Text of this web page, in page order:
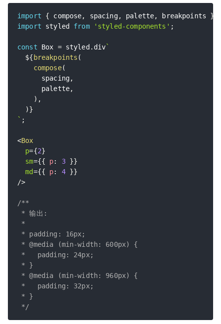
import { compose, spacing, palette, breakpoints }
import styled from 'styled-components' ;
const Box = styled . div`
${ breakpoints (
compose(
      spacing
,
      palette
,
) ,
)}
` ;
<Box
p={2}
sm={{ p: 3 }}
md={{ p: 4 }}
/>
/**
* 输出:
*
* padding: 16px;
* @media (min-width: 600px) {
*   padding: 24px;
* }
* @media (min-width: 960px) {
*   padding: 32px;
* }
*/